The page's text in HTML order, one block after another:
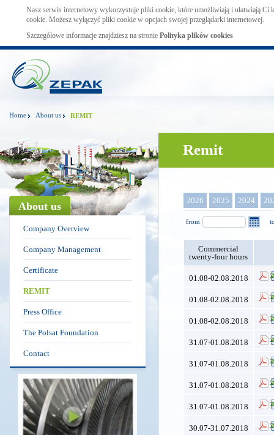
Nasz serwis internetowy wykorzystuje pliki cookie, które umożliwiają i ułatwiają Ci
cookie. Możesz wyłączyć pliki cookie w opcjach swojej przeglądarki internetowej.
Szczegółowe informacje znajdziesz na stronie Polityka plików cookies
Home About us REMIT
About us
Company Overview
Company Management
Certificate
REMIT
Press Office
The Polsat Foundation
Contact
Remit
2026 2025 2024
from
Commercial
twenty-four hours
01.08-02.08.2018
01.08-02.08.2018
01.08-02.08.2018
31.07-01.08.2018
31.07-01.08.2018
31.07-01.08.2018
31.07-01.08.2018
30.07-31.07.2018